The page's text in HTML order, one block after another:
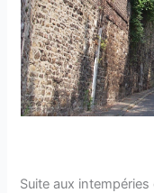
Suite aux